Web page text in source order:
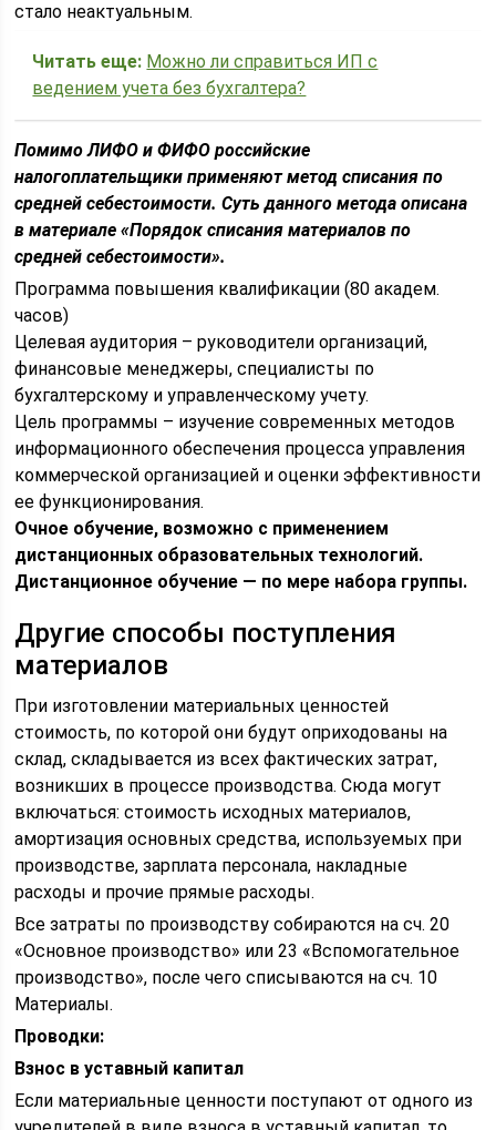
стало неактуальным.
Читать еще: Можно ли справиться ИП с
ведением учета без бухгалтера?
Помимо ЛИФО и ФИФО российские
налогоплательщики применяют метод списания по
средней себестоимости. Суть данного метода описана
в материале «Порядок списания материалов по
средней себестоимости».
Программа повышения квалификации (80 академ.
часов)
Целевая аудитория – руководители организаций,
финансовые менеджеры, специалисты по
бухгалтерскому и управленческому учету.
Цель программы – изучение современных методов
информационного обеспечения процесса управления
коммерческой организацией и оценки эффективности
ее функционирования.
Очное обучение, возможно с применением
дистанционных образовательных технологий.
Дистанционное обучение — по мере набора группы.
Другие способы поступления
материалов
При изготовлении материальных ценностей
стоимость, по которой они будут оприходованы на
склад, складывается из всех фактических затрат,
возникших в процессе производства. Сюда могут
включаться: стоимость исходных материалов,
амортизация основных средства, используемых при
производстве, зарплата персонала, накладные
расходы и прочие прямые расходы.
Все затраты по производству собираются на сч. 20
«Основное производство» или 23 «Вспомогательное
производство», после чего списываются на сч. 10
Материалы.
Проводки:
Взнос в уставный капитал
Если материальные ценности поступают от одного из